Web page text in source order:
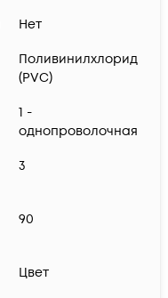
Нет
Поливинилхлорид
(PVC)
1 -
однопроволочная
3
90
Цвет